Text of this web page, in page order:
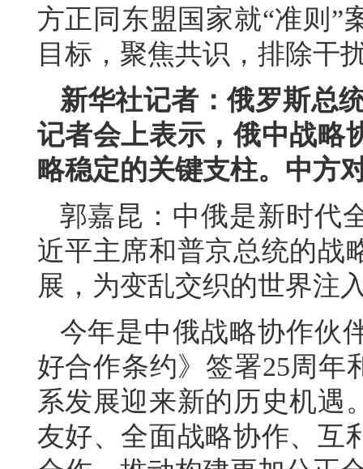
方正同东盟国家就“准则”
目标，聚焦共识，排除干
新华社记者：俄罗斯总
记者会上表示，俄中战略
略稳定的关键支柱。中方
郭嘉昆：中俄是新时代
近平主席和普京总统的战
展，为变乱交织的世界注
今年是中俄战略协作伙
好合作条约》签署25周年
系发展迎来新的历史机遇
友好、全面战略协作、互